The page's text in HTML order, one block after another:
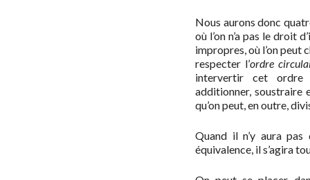
Nous aurons donc
où l’on n’a pas le droit
impropres, où l’on peut
respecter l’ordre
intervertir cet ordre
additionner, soustraire
qu’on peut, en outre,
Quand il n’y aura pas
équivalence, il s’agira